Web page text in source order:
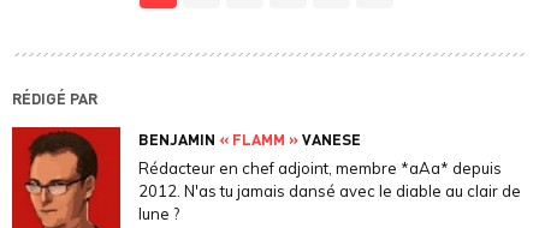
RÉDIGÉ PAR
BENJAMIN « FLAMM »VANESE
Rédacteur en chef adjoint, membre *aAa* depuis
2012. N'as tu jamais dansé avec le diable au clair de
lune ?